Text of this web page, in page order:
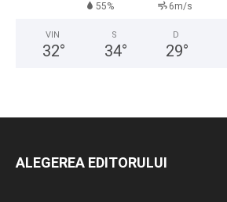
55% 6m/s
VIN
32°
S
34°
D
29°
ALEGEREA EDITORULUI